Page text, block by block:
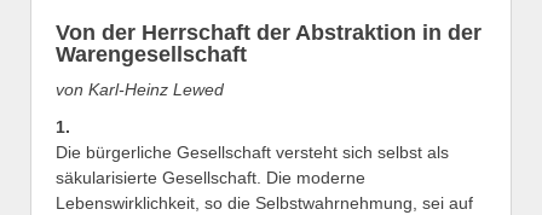
Von der Herrschaft der Abstraktion in der
Warengesellschaft
von Karl-Heinz Lewed
1.
Die bürgerliche Gesellschaft versteht sich selbst als
säkularisierte Gesellschaft. Die moderne
Lebenswirklichkeit, so die Selbstwahrnehmung, sei auf